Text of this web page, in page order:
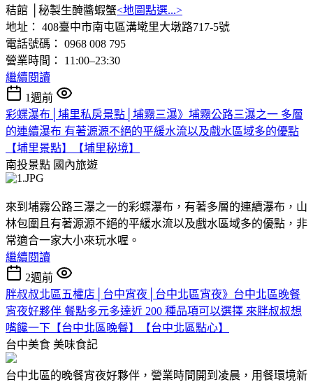
秸館 │秘製生醃醬蝦蟹<地圖點選...>
地址： 408臺中市南屯區溝墘里大墩路717-5號
電話號碼： 0968 008 795
營業時間： 11:00–23:30
繼續閱讀
1週前
彩蝶瀑布│埔里私房景點│埔霧三瀑》埔霧公路三瀑之一 多層
的連續瀑布 有著源源不絕的平緩水流以及戲水區域多的優點
【埔里景點】【埔里秘境】
南投景點 國內旅遊
來到埔霧公路三瀑之一的彩蝶瀑布，有著多層的連續瀑布，山
林包圍且有著源源不絕的平緩水流以及戲水區域多的優點，非
常適合一家大小來玩水喔。
繼續閱讀
2週前
胖叔叔北區五權店│台中宵夜│台中北區宵夜》台中北區晚餐
宵夜好夥伴 餐點多元多達近 200 種品項可以選擇 來胖叔叔想
嘴饞一下【台中北區晚餐】【台中北區點心】
台中美食 美味食記
台中北區的晚餐宵夜好夥伴，營業時間開到凌晨，用餐環境新